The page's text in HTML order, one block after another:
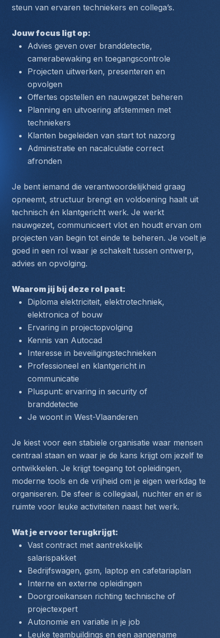
steun van ervaren techniekers en collega’s.
Jouw focus ligt op:
Advies geven over branddetectie,
camerabewaking en toegangscontrole
Projecten uitwerken, presenteren en
opvolgen
Offertes opstellen en nauwgezet beheren
Planning en uitvoering afstemmen met
techniekers
Klanten begeleiden van start tot nazorg
Administratie en nacalculatie correct
afronden
Je bent iemand die verantwoordelijkheid graag
opneemt, structuur brengt en voldoening haalt uit
technisch én klantgericht werk. Je werkt
nauwgezet, communiceert vlot en houdt ervan om
projecten van begin tot einde te beheren. Je voelt je
goed in een rol waar je schakelt tussen ontwerp,
advies en opvolging.
Waarom jij bij deze rol past:
Diploma elektriciteit, elektrotechniek,
elektronica of bouw
Ervaring in projectopvolging
Kennis van Autocad
Interesse in beveiligingstechnieken
Professioneel en klantgericht in
communicatie
Pluspunt: ervaring in security of
branddetectie
Je woont in West-Vlaanderen
Je kiest voor een stabiele organisatie waar mensen
centraal staan en waar je de kans krijgt om jezelf te
ontwikkelen. Je krijgt toegang tot opleidingen,
moderne tools en de vrijheid om je eigen werkdag te
organiseren. De sfeer is collegiaal, nuchter en er is
ruimte voor leuke activiteiten naast het werk.
Wat je ervoor terugkrijgt:
Vast contract met aantrekkelijk
salarispakket
Bedrijfswagen, gsm, laptop en cafetariaplan
Interne en externe opleidingen
Doorgroeikansen richting technische of
projectexpert
Autonomie en variatie in je job
Leuke teambuildings en een aangename